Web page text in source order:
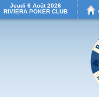
Jeudi 6 Août 2026
RIVIERA POKER CLUB